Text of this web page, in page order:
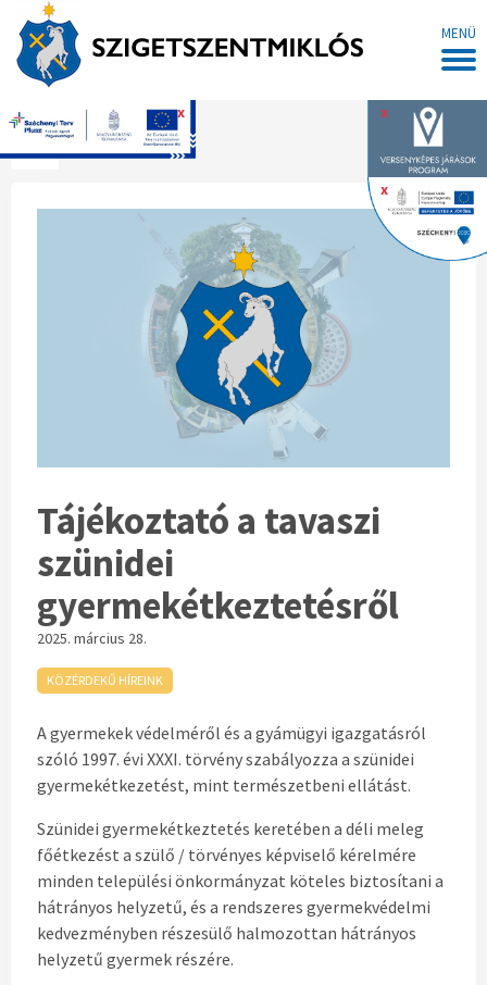
MENÜ
x
x
x
Főoldal
Tájékoztató a tavaszi
szünidei
gyermekétkeztetésről
2025. március 28.
KÖZÉRDEKŰ HÍREINK
A gyermekek védelméről és a gyámügyi igazgatásról
szóló 1997. évi XXXI. törvény szabályozza a szünidei
gyermekétkezetést, mint természetbeni ellátást.
Szünidei gyermekétkeztetés keretében a déli meleg
főétkezést a szülő / törvényes képviselő kérelmére
minden települési önkormányzat köteles biztosítani a
hátrányos helyzetű, és a rendszeres gyermekvédelmi
kedvezményben részesülő halmozottan hátrányos
helyzetű gyermek részére.